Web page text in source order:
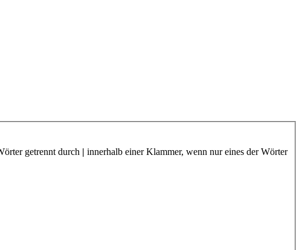
getrennt durch | innerhalb einer Klammer, wenn nur eines der Wörter